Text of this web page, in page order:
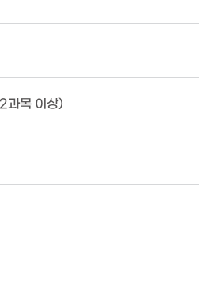
과목 이상)